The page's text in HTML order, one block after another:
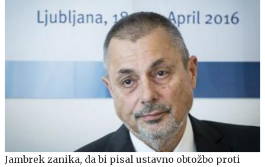
Jambrek zanika, da bi pisal ustavno obtožbo proti